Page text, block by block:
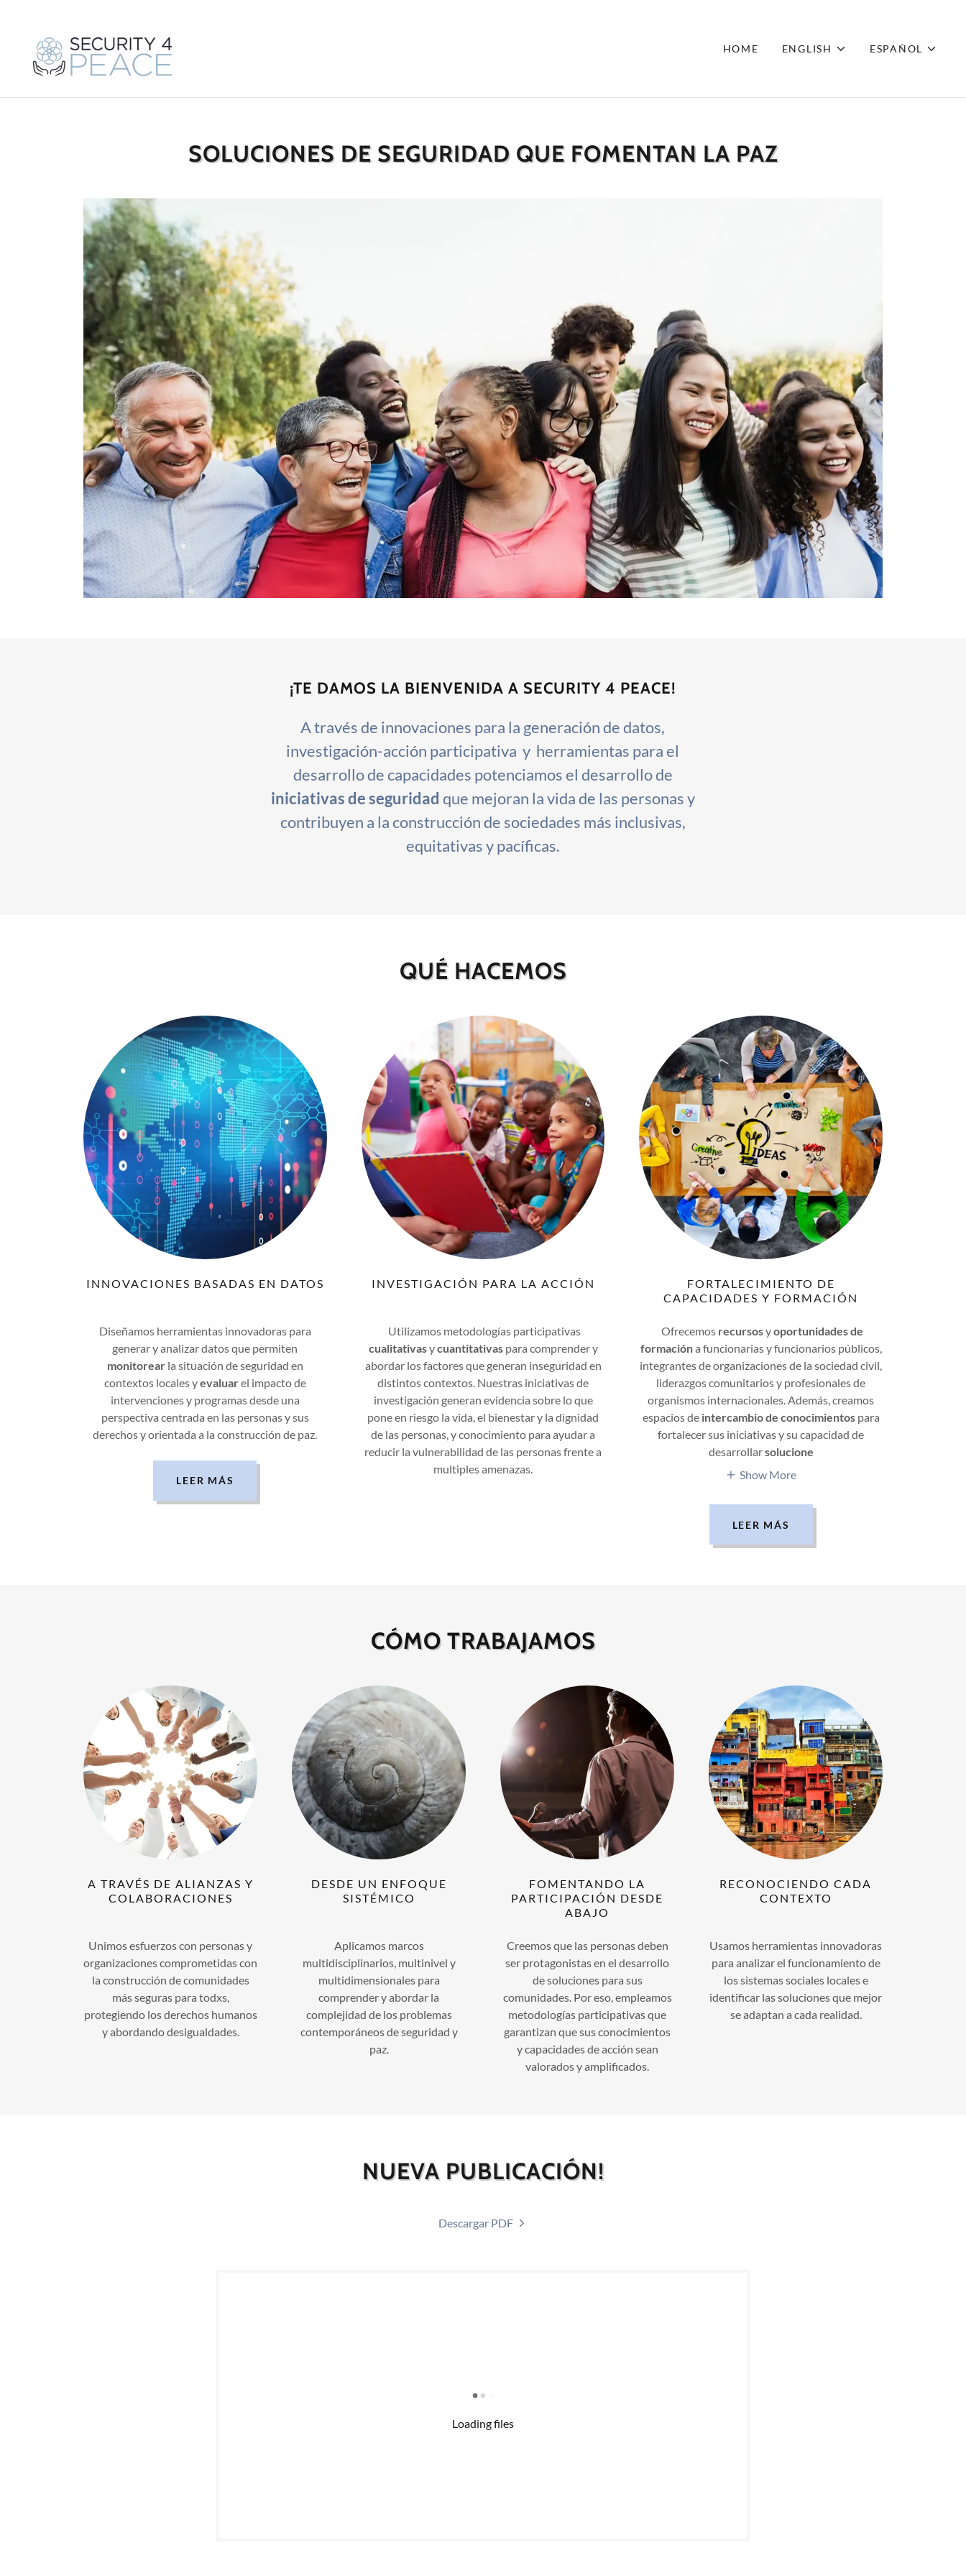
HOME ENGLISH ESPAÑOL
SOLUCIONES DE SEGURIDAD QUE FOMENTAN LA PAZ
¡TE DAMOS LA BIENVENIDA A SECURITY 4 PEACE!
A través de innovaciones para la generación de datos,
investigación-acción participativa y herramientas para el
desarrollo de capacidades potenciamos el desarrollo de
iniciativas de seguridad que mejoran la vida de las personas y
contribuyen a la construcción de sociedades más inclusivas,
equitativas y pacíficas.
QUÉ HACEMOS
INNOVACIONES BASADAS EN DATOS
Diseñamos herramientas innovadoras para
generar y analizar datos que permiten
monitorear la situación de seguridad en
contextos locales yevaluarel impacto de
intervenciones y programas desde una
perspectiva centrada en las personas y sus
derechos y orientada a la construcción de paz.
LEER MÁS
INVESTIGACIÓN PARA LA ACCIÓN
Utilizamos metodologías participativas
cualitativasycuantitativas para comprender y
abordar los factores que generan inseguridad en
distintos contextos. Nuestras iniciativas de
investigación generan evidencia sobre lo que
pone en riesgo la vida, el bienestar y la dignidad
de las personas, y conocimiento para ayudar a
reducir la vulnerabilidad de las personas frente a
multiples amenazas.
FORTALECIMIENTO DE
CAPACIDADES Y FORMACIÓN
Ofrecemos recursosyoportunidades de
formacióna funcionarias y funcionarios públicos,
integrantes de organizaciones de la sociedad civil,
liderazgos comunitarios y profesionales de
organismos internacionales. Además, creamos
espacios de intercambio de conocimientospara
fortalecer sus iniciativas y su capacidad de
desarrollarsolucione
Show More
LEER MÁS
CÓMO TRABAJAMOS
A TRAVÉS DE ALIANZAS Y
COLABORACIONES
Unimos esfuerzos con personas y
organizaciones comprometidas con
la construcción de comunidades
más seguras para todxs,
protegiendo los derechos humanos
y abordando desigualdades.
DESDE UN ENFOQUE
SISTÉMICO
Aplicamos marcos
multidisciplinarios, multinivel y
multidimensionales para
comprender y abordar la
complejidad de los problemas
contemporáneos de seguridad y
paz.
FOMENTANDO LA
PARTICIPACIÓN DESDE
ABAJO
Creemos que las personas deben
ser protagonistas en el desarrollo
de soluciones para sus
comunidades. Por eso, empleamos
metodologías participativas que
garantizan que sus conocimientos
y capacidades de acción sean
valorados y amplificados.
RECONOCIENDO CADA
CONTEXTO
Usamos herramientas innovadoras
para analizar el funcionamiento de
los sistemas sociales locales e
identificar las soluciones que mejor
se adaptan a cada realidad.
NUEVA PUBLICACIÓN!
Descargar PDF
Loading files